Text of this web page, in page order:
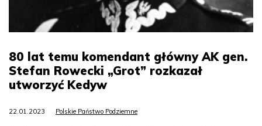
80 lat temu komendant główny AK gen.
Stefan Rowecki „Grot” rozkazał
utworzyć Kedyw
22.01.2023 Polskie Państwo Podziemne